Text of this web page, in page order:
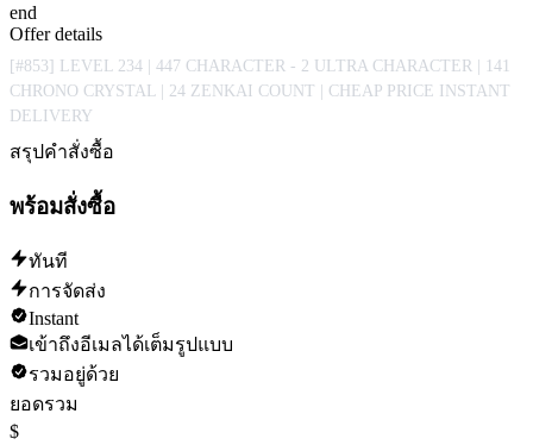
end
Offer details
[#853] LEVEL 234 | 447 CHARACTER - 2 ULTRA CHARACTER | 141
CHRONO CRYSTAL | 24 ZENKAI COUNT | CHEAP PRICE INSTANT
DELIVERY
สรุปคำสั่งซื้อ
พร้อมสั่งซื้อ
ทันที
การจัดส่ง
Instant
เข้าถึงอีเมลได้เต็มรูปแบบ
รวมอยู่ด้วย
ยอดรวม
$